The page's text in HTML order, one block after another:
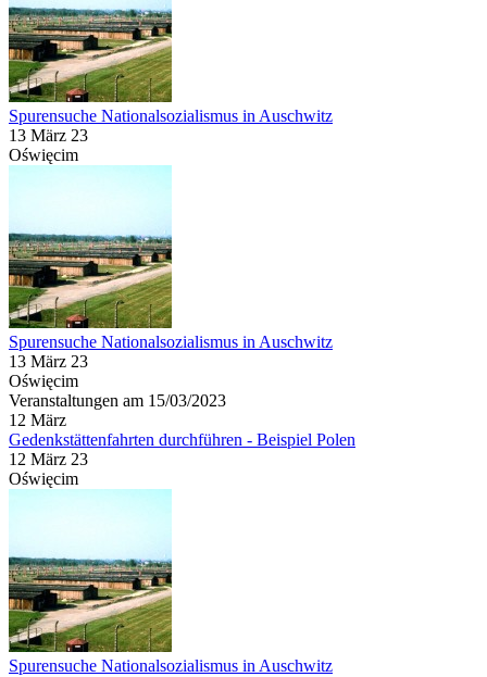
Spurensuche Nationalsozialismus in Auschwitz
13 März 23
Oświęcim
Spurensuche Nationalsozialismus in Auschwitz
13 März 23
Oświęcim
Veranstaltungen am 15/03/2023
12 März
Gedenkstättenfahrten durchführen - Beispiel Polen
12 März 23
Oświęcim
Spurensuche Nationalsozialismus in Auschwitz